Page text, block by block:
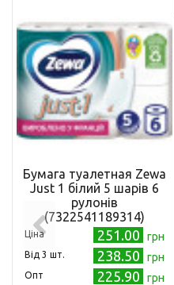
Бумага туалетная Zewa
Just 1 білий 5 шарів 6
рулонів
(7322541189314)
Ціна 251.00 грн
Від 3 шт. 238.50 грн
Опт 225.90 грн